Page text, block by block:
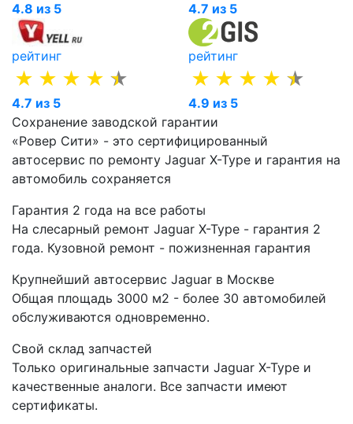
4.8 из 5 4.7 из 5
рейтинг
4.7 из 5
рейтинг
4.9 из 5
Сохранение заводской гарантии
«Ровер Сити» - это сертифицированный
автосервис по ремонту Jaguar X-Type и гарантия на
автомобиль сохраняется
Гарантия 2 года на все работы
На слесарный ремонт Jaguar X-Type - гарантия 2
года. Кузовной ремонт - пожизненная гарантия
Крупнейший автосервис Jaguar в Москве
Общая площадь 3000 м2 - более 30 автомобилей
обслуживаются одновременно.
Свой склад запчастей
Только оригинальные запчасти Jaguar X-Type и
качественные аналоги. Все запчасти имеют
сертификаты.